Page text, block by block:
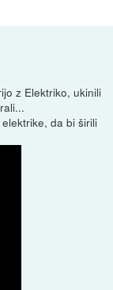
z Elektriko, ukinili
da bi širili